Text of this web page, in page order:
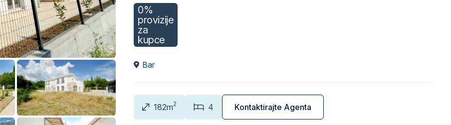
0%
provizije
za
kupce
Bar
182m2 4 Kontaktirajte Agenta